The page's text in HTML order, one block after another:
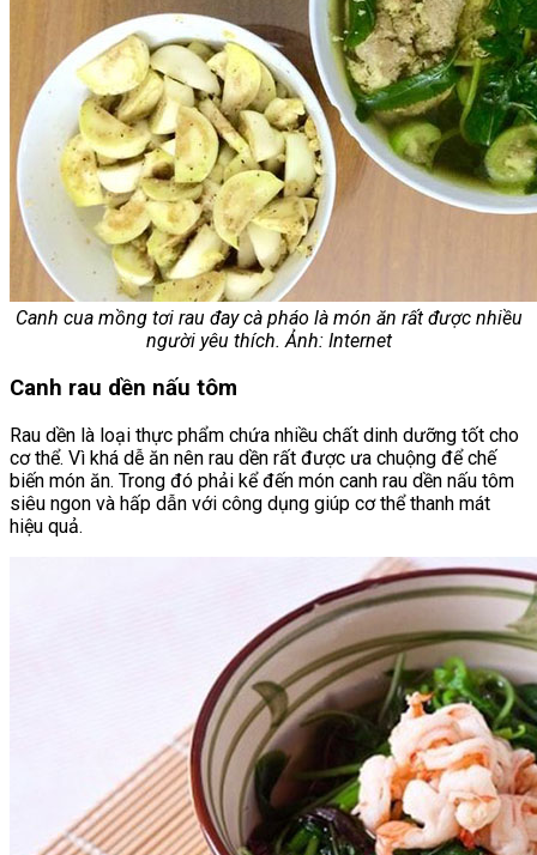
Canh cua mồng tơi rau đay cà pháo là món ăn rất được nhiều
người yêu thích. Ảnh: Internet
Canh rau dền nấu tôm
Rau dền là loại thực phẩm chứa nhiều chất dinh dưỡng tốt cho
cơ thể. Vì khá dễ ăn nên rau dền rất được ưa chuộng để chế
biến món ăn. Trong đó phải kể đến món canh rau dền nấu tôm
siêu ngon và hấp dẫn với công dụng giúp cơ thể thanh mát
hiệu quả.